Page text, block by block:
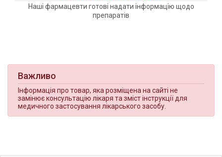
Наші фармацевти готові надати інформацію щодо
препаратів
Важливо
Інформація про товар, яка розміщена на сайті не
замінює консультацію лікаря та зміст інструкції для
медичного застосування лікарського засобу.